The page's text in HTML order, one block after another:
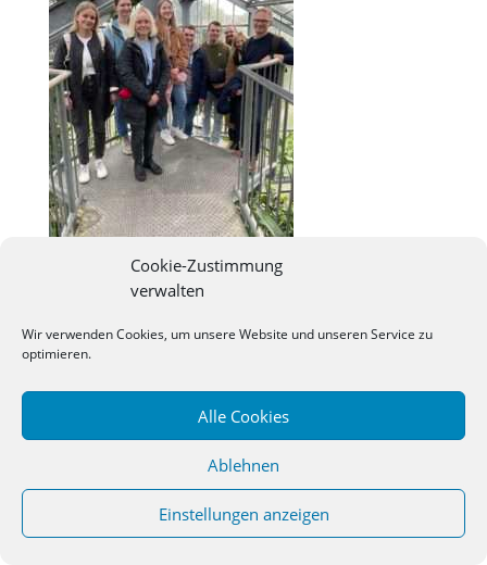
Cookie-Zustimmung
verwalten
Wir verwenden Cookies, um unsere Website und unseren Service zu
optimieren.
Alle Cookies
Ablehnen
Einstellungen anzeigen
wordpress